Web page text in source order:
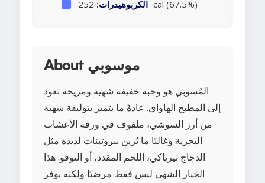
الكربوهيدرات: 252 cal (67.5%)
About موسوبي
المُسوبي هو وجبة خفيفة شهية ومريحة تعود
إلى المطبخ الهاواي. عادةً ما يتميز بتوليفة شهية
من أرز السوشي، ملفوف في ورقة الأعشاب
البحرية وغالبًا ما يُزين ببروتينات لذيذة مثل
الدجاج تيرياكي، اللحم المقدد، أو التوفو. هذا
الخيار الشهي ليس فقط مرضيًا ولكنه يوفر